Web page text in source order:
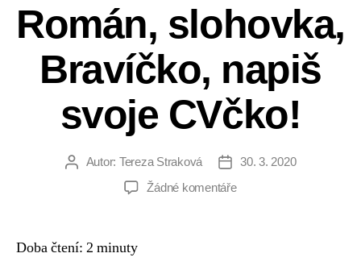
Román, slohovka,
Bravíčko, napiš
svoje CVčko!
AutorAutor: Tereza Straková
Datum
příspěvku
30. 3. 2020
Žádné komentářeu
Doba čtení: 2 minuty